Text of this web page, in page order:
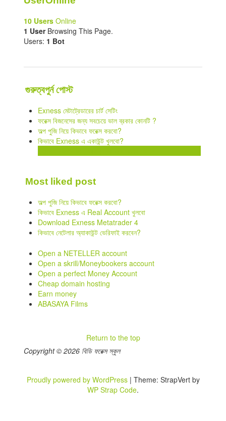
10 Users Online
1 UserBrowsing This Page.
Users: 1 Bot
গুরুত্বপুর্ন পোস্ট
Exness মেটাট্রেডারের চার্ট সেটিং
ফরেক্স বিজনেসের জন্য সবচেয়ে ভাল ব্রকার কোনটি ?
অল্প পুজি নিয়ে কিভাবে ফরেক্স করবো?
কিভাবে Exness এ একাউন্ট খুলবো?
Most liked post
অল্প পুজি নিয়ে কিভাবে ফরেক্স করবো?
কিভাবে Exness এ Real Account খুলবো
Download Exness Metatrader 4
কিভাবে নেটেলার অ্যাকাউন্ট ভেরিফাই করবেন?
Open a NETELLER account
Open a skrill/Moneybookers account
Open a perfect Money Account
Cheap domain hosting
Earn money
ABASAYA Films
Return to the top
Copyright © 2026 বিডি ফরেক্স স্কুল
Proudly powered by WordPress | Theme: StrapVert by
WP Strap Code.